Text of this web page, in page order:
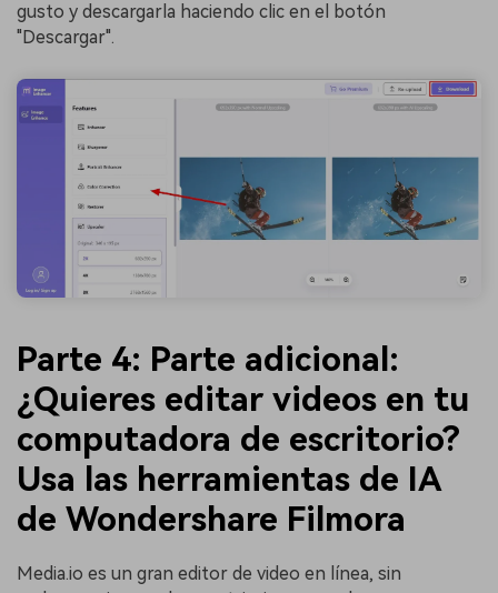
gusto y descargarla haciendo clic en el botón
"Descargar".
󠀰Parte 4: Parte adicional:
¿Quieres editar videos en tu
computadora de escritorio?󠀲󠀡
Usa las herramientas de IA
de Wondershare Filmora󠀲󠀡󠀢
Media.io es un gran editor de video en línea, sin